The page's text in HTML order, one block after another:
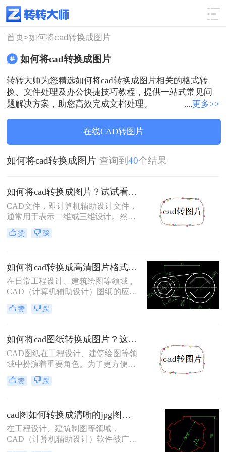
使用技巧 筛选
首页>如何将cad转换成图片
如何将cad转换成图片
转转大师为您精选如何将cad转换成图片相关的格式转
换、文件处理及办公快捷技巧教程，提供一站式常见问
题解决方案，助您高效完成文档处理。
....更多>>
在线CAD转图片
如何将cad转换成图片 查询到40个结果
如何将cad转换成图片？试试看这三个方法！
CAD文件，即计算机辅助设计文件，
通常用于表示二维或三维设计。然
而，有时我们需要将这些设计转换成
图片格式，以便更方便地分享或展
么如何将cad转换成图片呢？下面我们
将详细介绍几种常见的方法。
赞 踩
如何将cad转换成高清图片格式？分享二个高效转换方法！
在日常工程设计、建筑绘图等领域，
CAD（计算机辅助设计）图纸的应用
非常广泛。然而，在某些情况下，我
们可能需要将CAD文件转换为高清图
文档、报告中。那么如何将cad转换成
高清图片格式呢？本文将介绍两种将
CAD转换成高清图片格式的方法。
赞 踩
如何将cad图纸转换成图片？这4个转换方法了解一下！
CAD图纸在工程设计、建筑绘图等领
域中扮演着重要角色。为了更方便地
分享、展示或存档，将CAD图纸转换
成图片格式成为了一个常见需求。那
法。
赞 踩
cad图如何转换成清晰的jpg图片？三种方法，保准一看就会!！
在工程设计、建筑制图等领域，
CAD（计算机辅助设计）软件被广泛
应用。然而，在某些情况下，我们需